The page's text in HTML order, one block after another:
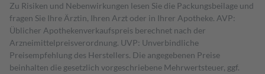
Zu Risiken und Nebenwirkungen lesen Sie die Packungsbeilage und
fragen Sie Ihre Ärztin, Ihren Arzt oder in Ihrer Apotheke. AVP:
Üblicher Apothekenverkaufspreis berechnet nach der
Arzneimittelpreisverordnung. UVP: Unverbindliche
Preisempfehlung des Herstellers. Die angegebenen Preise
beinhalten die gesetzlich vorgeschriebene Mehrwertsteuer, ggf.